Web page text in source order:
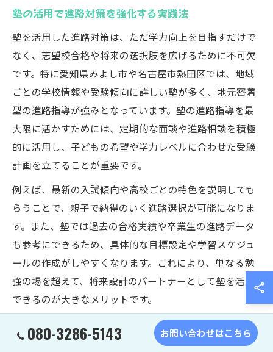
塾の活用で進路対策を強化する実践法
塾を活用した進路対策は、ただ学力向上を目指すだけで
なく、志望校合格や将来の選択肢を広げるために不可欠
です。特に愛知県みよし市や名古屋市熱田区では、地域
ごとの学校情報や受験傾向に詳しい塾が多く、地元密着
型の進路指導が強みとなっています。塾の進路指導を最
大限に活かすためには、定期的な面談や進路相談を積極
的に活用し、子どもの希望や学力レベルに合わせた受験
計画を立てることが重要です。
例えば、最新の入試傾向や高校ごとの特色を説明しても
らうことで、親子で納得のいく進路選択が可能になりま
す。また、塾では過去の合格実績や卒業生の進路データ
も参考にできるため、具体的な目標設定や学習スケジュ
ールの作成がしやすくなります。これにより、単なる勉
強の場を超えて、将来設計のパートナーとして塾を活用
できるのが大きなメリットです。
塾を活かした内申点アップのサポート術
080-3286-5143 お問い合わせはこちら